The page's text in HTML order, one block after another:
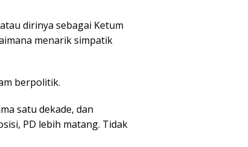
dirinya sebagai Ketum
menarik simpatik
berpolitik.
satu dekade, dan
PD lebih matang. Tidak